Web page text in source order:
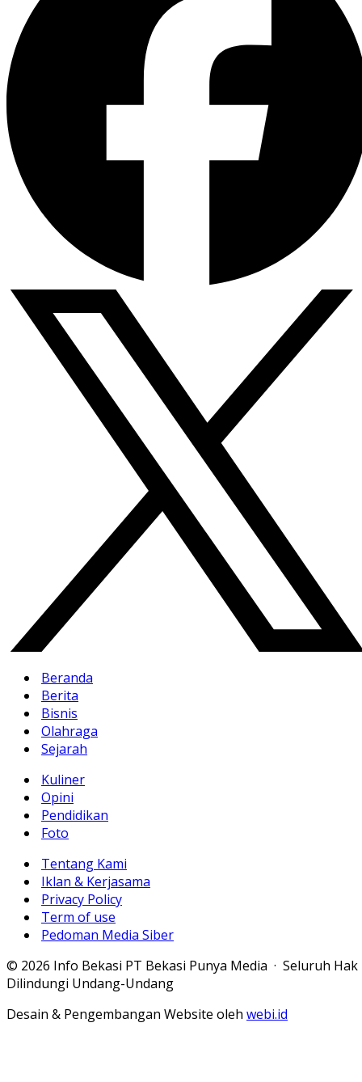
Beranda
Berita
Bisnis
Olahraga
Sejarah
Kuliner
Opini
Pendidikan
Foto
Tentang Kami
Iklan & Kerjasama
Privacy Policy
Term of use
Pedoman Media Siber
© 2026 Info Bekasi PT Bekasi Punya Media · Seluruh Hak
Dilindungi Undang-Undang
Desain & Pengembangan Website oleh webi.id